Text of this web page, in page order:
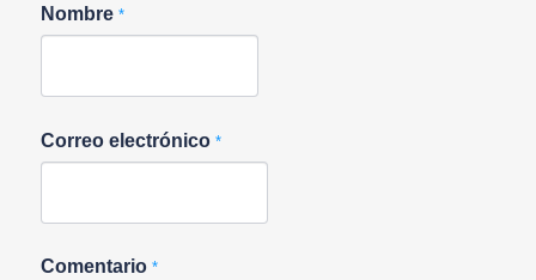
Nombre *
Correo electrónico *
Comentario *